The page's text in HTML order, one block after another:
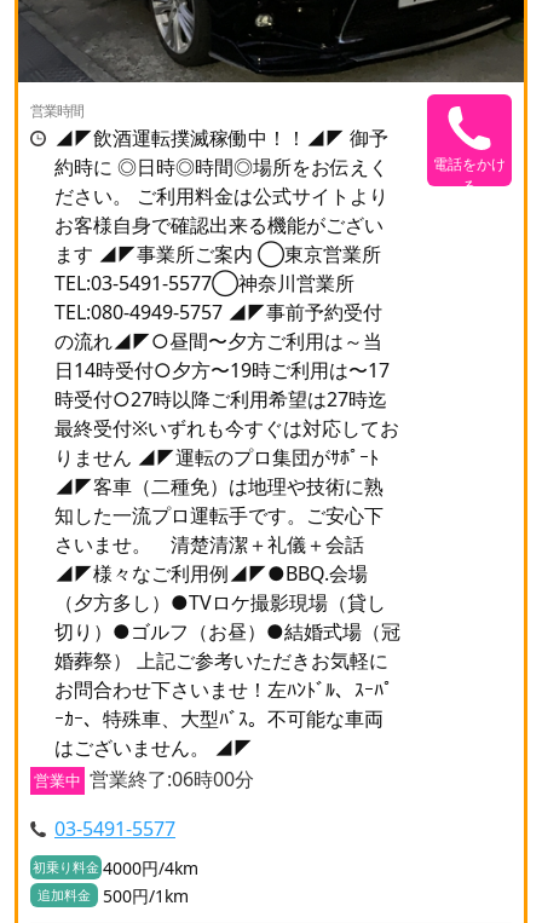
営業時間
◢◤飲酒運転撲滅稼働中！！◢◤ 御予
約時に ◎日時◎時間◎場所をお伝えく
ださい。 ご利用料金は公式サイトより
お客様自身で確認出来る機能がござい
ます ◢◤事業所ご案内 ◯東京営業所
TEL:03-5491-5577◯神奈川営業所
TEL:080-4949-5757 ◢◤事前予約受付
の流れ◢◤○昼間〜夕方ご利用は～当
日14時受付○夕方〜19時ご利用は〜17
時受付○27時以降ご利用希望は27時迄
最終受付※いずれも今すぐは対応してお
りません ◢◤運転のプロ集団がｻﾎﾟｰﾄ
◢◤客車（二種免）は地理や技術に熟
知した一流プロ運転手です。ご安心下
さいませ。 清楚清潔＋礼儀＋会話
◢◤様々なご利用例◢◤●BBQ.会場
（夕方多し）●TVロケ撮影現場（貸し
切り）●ゴルフ（お昼）●結婚式場（冠
婚葬祭） 上記ご参考いただきお気軽に
お問合わせ下さいませ！左ﾊﾝﾄﾞﾙ、ｽｰﾊﾟ
ｰｶｰ、特殊車、大型ﾊﾞｽ。不可能な車両
はございません。 ◢◤
営業中 営業終了:06時00分
03-5491-5577
初乗り料金 4000円/4km
追加料金 500円/1km
電話をかけ
る